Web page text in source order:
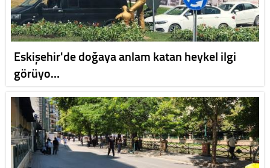
Eskişehir'de doğaya anlam katan heykel ilgi
görüyo…